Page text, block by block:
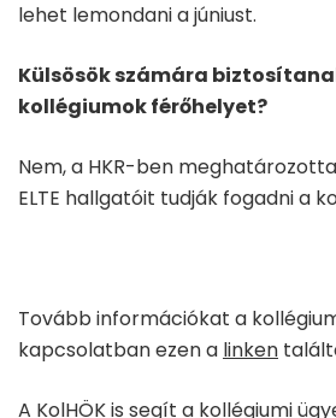
lehet lemondani a júniust.
Külsösök számára
kollégiumok férőhelyet?
Nem, a HKR-ben
ELTE hallgatóit tudják fogadni a
Tovább információkat a
kapcsolatban ezen a linken
A KolHÖK is segít a kollégiumi